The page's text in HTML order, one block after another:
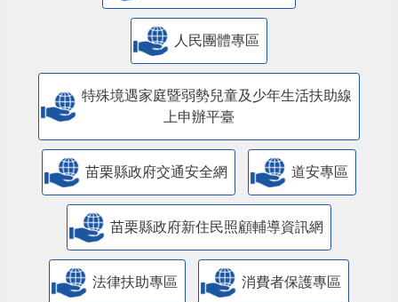
人民團體專區
特殊境遇家庭暨弱勢兒童及少年生活扶助線
上申辦平臺
苗栗縣政府交通安全網 道安專區
苗栗縣政府新住民照顧輔導資訊網
法律扶助專區 消費者保護專區